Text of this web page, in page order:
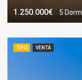
1.250.000€ 5 Dorm..
TIPO VENTA